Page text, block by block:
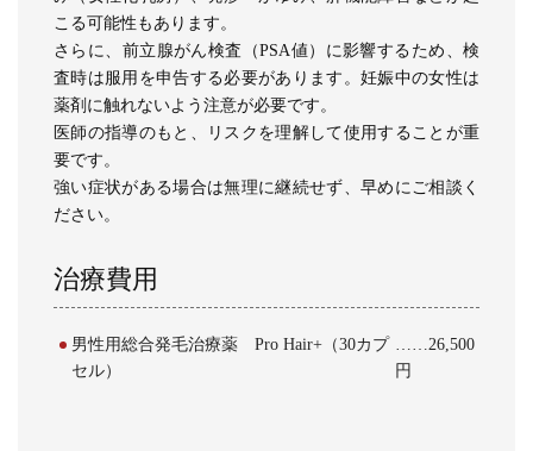
こる可能性もあります。
さらに、前立腺がん検査（PSA値）に影響するため、検
査時は服用を申告する必要があります。妊娠中の女性は
薬剤に触れないよう注意が必要です。
医師の指導のもと、リスクを理解して使用することが重
要です。
強い症状がある場合は無理に継続せず、早めにご相談く
ださい。
治療費用
男性用総合発毛治療薬 Pro Hair+（30カプ
セル）
……26,500
円